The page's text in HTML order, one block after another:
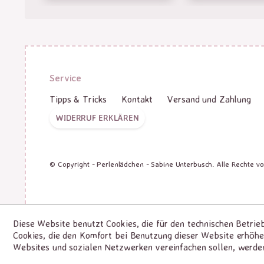
Service
Tipps & Tricks
Kontakt Versand und Zahlung
WIDERRUF ERKLÄREN
© Copyright - Perlenlädchen - Sabine Unterbusch. Alle Rechte
Diese Website benutzt Cookies, die für den technischen
Cookies, die den Komfort bei Benutzung dieser Website
Websites und sozialen Netzwerken vereinfachen sollen,